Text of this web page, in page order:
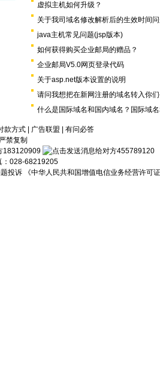
虚拟主机如何升级？
关于我司域名修改解析后的生效时间
java主机常见问题(jsp版本)
如何获得购买企业邮局的赠品？
企业邮局V5.0网页登录代码
关于asp.net版本设置的说明
请问我想把在新网注册的域名转入你
什么是国际域名和国内域名？国际域
款方式 广告联盟
有问必答
禁复制
183120909
455789120
028-68219205
投诉 《中华人民共和国增值电信业务经营许可